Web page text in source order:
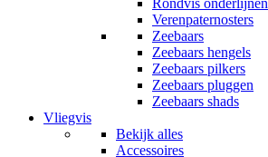
Rondvis onderlijnen
Verenpaternosters
Zeebaars
Zeebaars hengels
Zeebaars pilkers
Zeebaars pluggen
Zeebaars shads
Vliegvis
Bekijk alles
Accessoires